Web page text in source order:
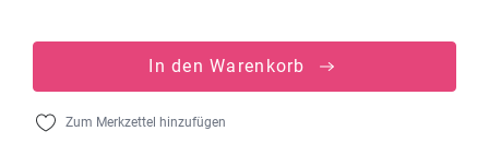
In den Warenkorb
Zum Merkzettel hinzufügen